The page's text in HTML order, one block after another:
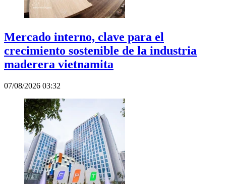
Mercado interno, clave para el
crecimiento sostenible de la industria
maderera vietnamita
07/08/2026 03:32